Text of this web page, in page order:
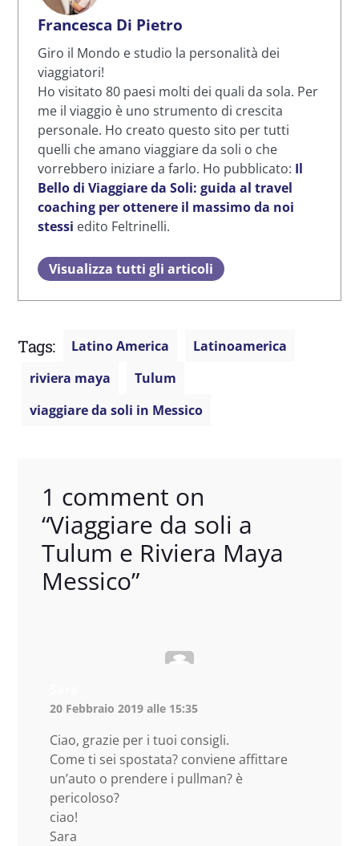
Francesca Di Pietro
Giro il Mondo e studio la personalità dei
viaggiatori!
Ho visitato 80 paesi molti dei quali da sola. Per
me il viaggio è uno strumento di crescita
personale. Ho creato questo sito per tutti
quelli che amano viaggiare da soli o che
vorrebbero iniziare a farlo. Ho pubblicato: Il
Bello di Viaggiare da Soli: guida al travel
coaching per ottenere il massimo da noi
stessi edito Feltrinelli.
Visualizza tutti gli articoli
Tags: Latino America
Latinoamerica
riviera maya
Tulum
viaggiare da soli in Messico
1 comment on
“Viaggiare da soli a
Tulum e Riviera Maya
Messico”
20 Febbraio 2019 alle 15:35
Ciao, grazie per i tuoi consigli.
Come ti sei spostata? conviene affittare
un’auto o prendere i pullman? è
pericoloso?
ciao!
Sara